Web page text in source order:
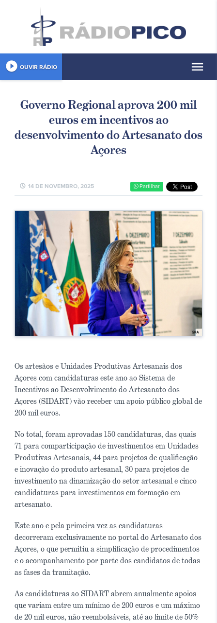
play_circle_filled OUVIR RÁDIO menu
Governo Regional aprova 200 mil
euros em incentivos ao
desenvolvimento do Artesanato dos
Açores
schedule 14 DE NOVEMBRO, 2025 Partilhar
Os artesãos e Unidades Produtivas Artesanais dos
Açores com candidaturas este ano ao Sistema de
Incentivos ao Desenvolvimento do Artesanato dos
Açores (SIDART) vão receber um apoio público global de
200 mil euros.
No total, foram aprovadas 150 candidaturas, das quais
71 para comparticipação de investimentos em Unidades
Produtivas Artesanais, 44 para projetos de qualificação
e inovação do produto artesanal, 30 para projetos de
investimento na dinamização do setor artesanal e cinco
candidaturas para investimentos em formação em
artesanato.
Este ano e pela primeira vez as candidaturas
decorreram exclusivamente no portal do Artesanato dos
Açores, o que permitiu a simplificação de procedimentos
e o acompanhamento por parte dos candidatos de todas
as fases da tramitação.
As candidaturas ao SIDART abrem anualmente apoios
que variam entre um mínimo de 200 euros e um máximo
de 20 mil euros, não reembolsáveis, até ao limite de 50%